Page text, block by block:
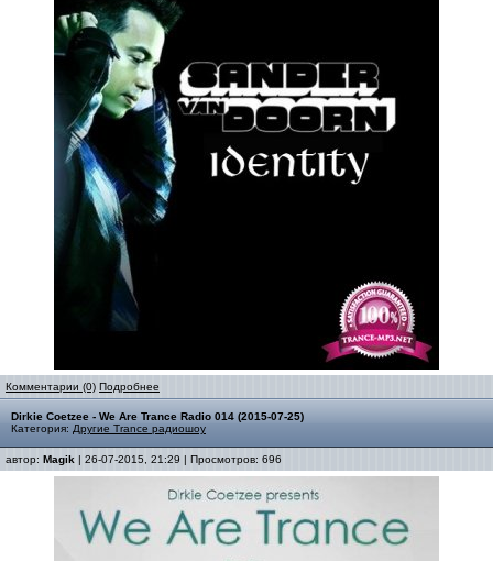
Комментарии (0) Подробнее
Dirkie Coetzee - We Are Trance Radio 014 (2015-07-25)
Категория: Другие Trance радиошоу
автор: Magik | 26-07-2015, 21:29 | Просмотров: 696